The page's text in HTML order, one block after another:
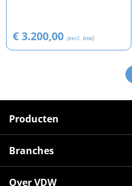
€ 3.200,00 (excl. btw)
Producten
Branches
Over VDW